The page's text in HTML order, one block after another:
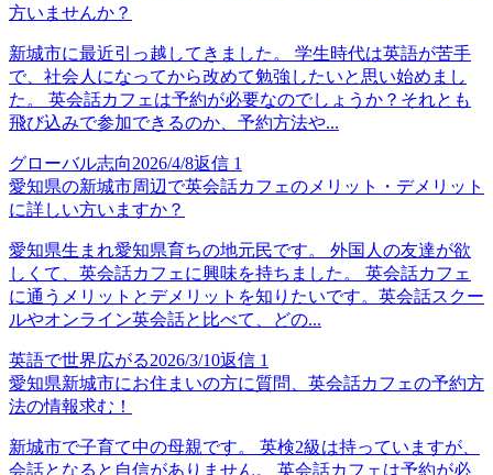
方いませんか？
新城市に最近引っ越してきました。 学生時代は英語が苦手
で、社会人になってから改めて勉強したいと思い始めまし
た。 英会話カフェは予約が必要なのでしょうか？それとも
飛び込みで参加できるのか、予約方法や...
グローバル志向2026/4/8返信 1
愛知県の新城市周辺で英会話カフェのメリット・デメリット
に詳しい方いますか？
愛知県生まれ愛知県育ちの地元民です。 外国人の友達が欲
しくて、英会話カフェに興味を持ちました。 英会話カフェ
に通うメリットとデメリットを知りたいです。英会話スクー
ルやオンライン英会話と比べて、どの...
英語で世界広がる2026/3/10返信 1
愛知県新城市にお住まいの方に質問、英会話カフェの予約方
法の情報求む！
新城市で子育て中の母親です。 英検2級は持っていますが、
会話となると自信がありません。 英会話カフェは予約が必